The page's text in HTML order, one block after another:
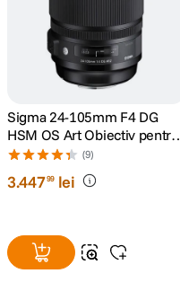
7. ulanzi
godox
9 . card memorie
10 . nou
Sigma 24-105mm F4 DG
HSM OS Art Obiectiv pentru
Nikon FX
(9)
3.44799 lei